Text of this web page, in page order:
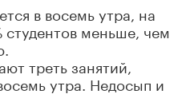
в восемь утра, на
студентов меньше, чем
треть занятий,
утра. Недосып и